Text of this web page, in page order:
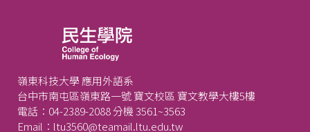
嶺東科技大學 應用外語系
台中市南屯區嶺東路一號 寶文校區 寶文教學大樓5樓
電話：04-2389-2088 分機 3561~3563
Email：ltu3560@teamail.ltu.edu.tw